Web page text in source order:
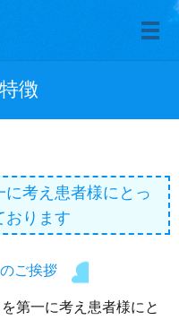
メ
徴
考え患者様にとっ
おります
ご挨拶
第一に考え患者様にと